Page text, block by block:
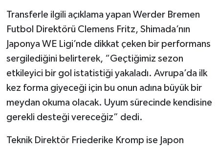
Transferle ilgili açıklama yapan Werder Bremen
Futbol Direktörü Clemens Fritz, Shimada’nın
Japonya WE Ligi’nde dikkat çeken bir performans
sergilediğini belirterek, “Geçtiğimiz sezon
etkileyici bir gol istatistiği yakaladı. Avrupa’da ilk
kez forma giyeceği için bu onun adına büyük bir
meydan okuma olacak. Uyum sürecinde kendisine
gerekli desteği vereceğiz” dedi.
Teknik Direktör Friederike Kromp ise Japon